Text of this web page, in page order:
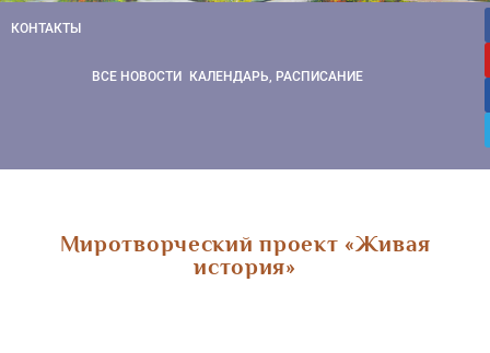
КОНТАКТЫ
ВСЕ НОВОСТИ КАЛЕНДАРЬ, РАСПИСАНИЕ
Миротворческий проект «Живая
история»